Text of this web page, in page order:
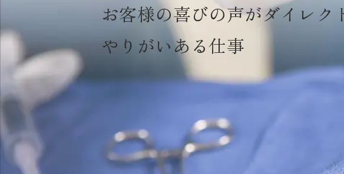
お客様の喜びの声がダイレク
やりがいある仕事